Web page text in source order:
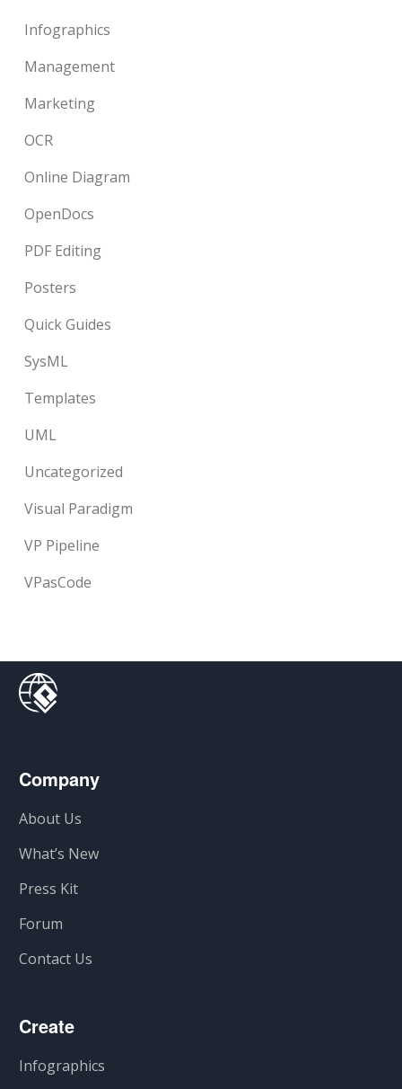
Infographics
Management
Marketing
OCR
Online Diagram
OpenDocs
PDF Editing
Posters
Quick Guides
SysML
Templates
UML
Uncategorized
Visual Paradigm
VP Pipeline
VPasCode
Company
About Us
What’s New
Press Kit
Forum
Contact Us
Create
Infographics